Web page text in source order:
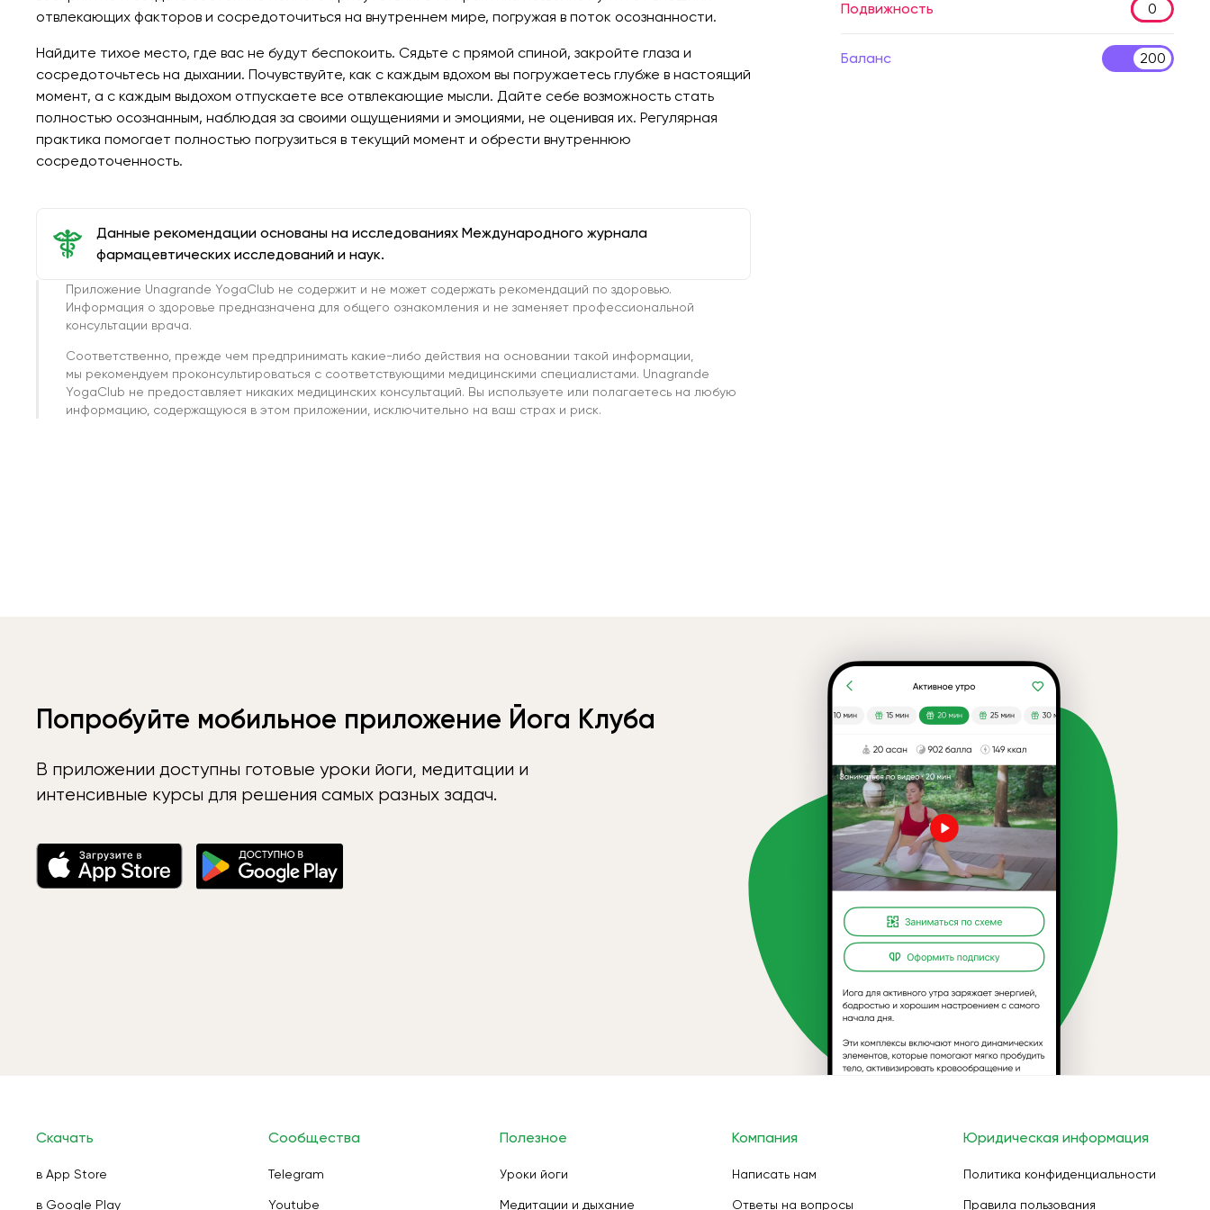
отвлекающих факторов и сосредоточиться на внутреннем мире, погружая в поток осознанности.
Найдите тихое место, где вас не будут беспокоить. Сядьте с прямой спиной, закройте глаза и
сосредоточьтесь на дыхании. Почувствуйте, как с каждым вдохом вы погружаетесь глубже в настоящий
момент, а с каждым выдохом отпускаете все отвлекающие мысли. Дайте себе возможность стать
полностью осознанным, наблюдая за своими ощущениями и эмоциями, не оценивая их. Регулярная
практика помогает полностью погрузиться в текущий момент и обрести внутреннюю
сосредоточенность.
Данные рекомендации основаны на исследованиях Международного журнала
фармацевтических исследований и наук.
Приложение Unagrande YogaClub не содержит и не может содержать рекомендаций по здоровью.
Информация о здоровье предназначена для общего ознакомления и не заменяет профессиональной
консультации врача.
Соответственно, прежде чем предпринимать какие-либо действия на основании такой информации,
мы рекомендуем проконсультироваться с соответствующими медицинскими специалистами. Unagrande
YogaClub не предоставляет никаких медицинских консультаций. Вы используете или полагаетесь на любую
информацию, содержащуюся в этом приложении, исключительно на ваш страх и риск.
Подвижность 0
Баланс 200
Попробуйте мобильное приложение Йога Клуба
В приложении доступны готовые уроки йоги, медитации и
интенсивные курсы для решения самых разных задач.
Скачать
в App Store
в Google Play
Сообщества
Telegram
Youtube
Полезное
Уроки йоги
Медитации и дыхание
Компания
Написать нам
Ответы на вопросы
Юридическая информация
Политика конфиденциальности
Правила пользования